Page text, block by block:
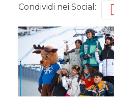
Condividi nei Social: